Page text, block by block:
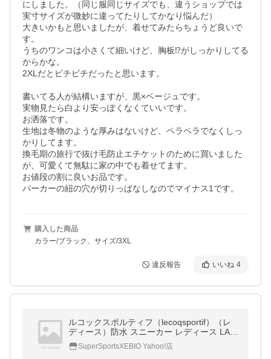
にしました。（同じ服同じサイズでも、違うショップでは
実寸サイズが微妙に違ってたりしてかなり悩んだ）
大きいかもと思いましたが、着せてみたらちょうど良いで
す。
うちのワンコは小さくて細いけど、胸板⁉︎がしっかりしてる
からかな。
2XLだとピチピチだったと思います。
書いてる人が結構いますが、黒×ベージュです。
実物見たら白より安っぽくなくていいです。
お洒落です。
生地は冬物のような厚みはないけど、ペラペラでなくしっ
かりしてます。
換毛期の旅行で抜け毛防止エチケットのために買いました
が、可愛くて無駄に家の中でも着せてます。
お値段の割に良いお品です。
パーカーの紐の穴が切りっぱなしなのでマイナス1です。
購入した商品
カラー/ブラック、サイズ/3XL
違反報告 いいね 4
ルコックスポルティフ（lecoqsportif）（レ
ディース）防水 スニーカー レディース LA
アルマ T+R QL1PJC33BK F 黒 スポーツシ
ューズ
SuperSportsXEBIO Yahoo!店